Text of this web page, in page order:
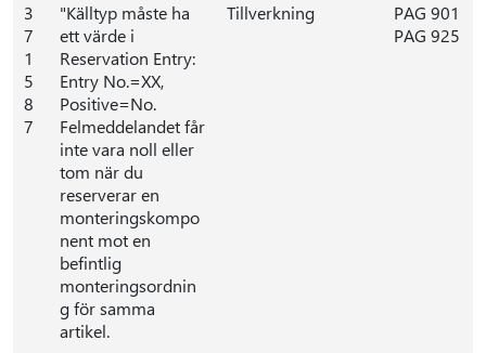
3
7
1
5
8
7
"Källtyp måste ha
ett värde i
Reservation Entry:
Entry No.=XX,
Positive=No.
Felmeddelandet får
inte vara noll eller
tom när du
reserverar en
monteringskompo
nent mot en
befintlig
monteringsordnin
g för samma
artikel.
Tillverkning
PAG 901
PAG 925